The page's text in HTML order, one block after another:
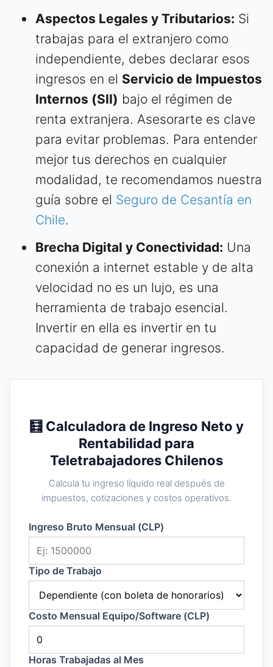
Aspectos Legales y Tributarios: Si
trabajas para el extranjero como
independiente, debes declarar esos
ingresos en el Servicio de Impuestos
Internos (SII) bajo el régimen de
renta extranjera. Asesorarte es clave
para evitar problemas. Para entender
mejor tus derechos en cualquier
modalidad, te recomendamos nuestra
guía sobre el Seguro de Cesantía en
Chile.
Brecha Digital y Conectividad: Una
conexión a internet estable y de alta
velocidad no es un lujo, es una
herramienta de trabajo esencial.
Invertir en ella es invertir en tu
capacidad de generar ingresos.
🧮 Calculadora de Ingreso Neto y
Rentabilidad para
Teletrabajadores Chilenos
Calcula tu ingreso líquido real después de
impuestos, cotizaciones y costos operativos.
Ingreso Bruto Mensual (CLP)
Tipo de Trabajo
Costo Mensual Equipo/Software (CLP)
Horas Trabajadas al Mes